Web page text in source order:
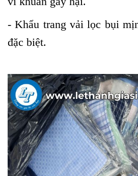
- Khẩu trang vải lọc bụi
đặc biệt.